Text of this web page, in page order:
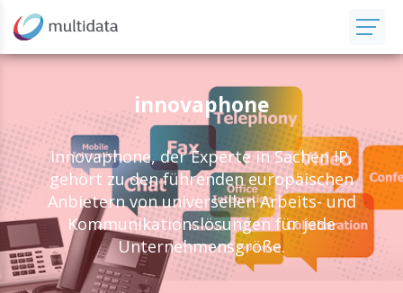
innovaphone
innovaphone, der Experte in Sachen IP,
gehört zu den führenden europäischen
Anbietern von universellen Arbeits- und
Kommunikationslösungen für jede
Unternehmensgröße.